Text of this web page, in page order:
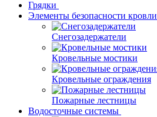
Грядки
Элементы безопасности кровли
Снегозадержатели
Кровельные мостики
Кровельные ограждения
Пожарные лестницы
Водосточные системы